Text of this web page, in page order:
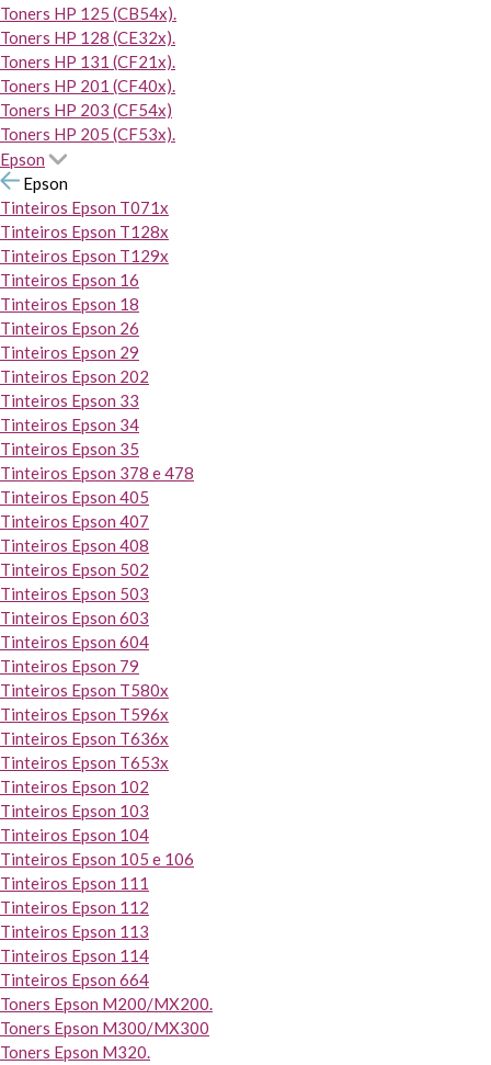
Toners HP 125 (CB54x).
Toners HP 128 (CE32x).
Toners HP 131 (CF21x).
Toners HP 201 (CF40x).
Toners HP 203 (CF54x)
Toners HP 205 (CF53x).
Epson
Epson
Tinteiros Epson T071x
Tinteiros Epson T128x
Tinteiros Epson T129x
Tinteiros Epson 16
Tinteiros Epson 18
Tinteiros Epson 26
Tinteiros Epson 29
Tinteiros Epson 202
Tinteiros Epson 33
Tinteiros Epson 34
Tinteiros Epson 35
Tinteiros Epson 378 e 478
Tinteiros Epson 405
Tinteiros Epson 407
Tinteiros Epson 408
Tinteiros Epson 502
Tinteiros Epson 503
Tinteiros Epson 603
Tinteiros Epson 604
Tinteiros Epson 79
Tinteiros Epson T580x
Tinteiros Epson T596x
Tinteiros Epson T636x
Tinteiros Epson T653x
Tinteiros Epson 102
Tinteiros Epson 103
Tinteiros Epson 104
Tinteiros Epson 105 e 106
Tinteiros Epson 111
Tinteiros Epson 112
Tinteiros Epson 113
Tinteiros Epson 114
Tinteiros Epson 664
Toners Epson M200/MX200.
Toners Epson M300/MX300
Toners Epson M320.